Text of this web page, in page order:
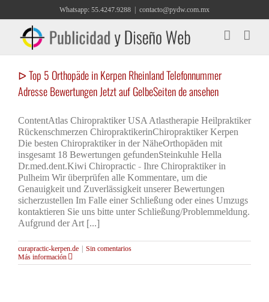
contenido
Whatsapp: 55.4247.9288 contacto@pydw.com.mx
ᐅ Top 5 Orthopäde in Kerpen Rheinland Telefonnummer
Adresse Bewertungen Jetzt auf GelbeSeiten de ansehen
ContentAtlas Chiropraktiker USA Atlastherapie Heilpraktiker
Rückenschmerzen ChiropraktikerinChiropraktiker Kerpen
Die besten Chiropraktiker in der NäheOrthopäden mit
insgesamt 18 Bewertungen gefundenSteinkuhle Hella
Dr.med.dent.Kiwi Chiropractic - Ihre Chiropraktiker in
Pulheim Wir überprüfen alle Kommentare, um die
Genauigkeit und Zuverlässigkeit unserer Bewertungen
sicherzustellen Im Falle einer Schließung oder eines Umzugs
kontaktieren Sie uns bitte unter Schließung/Problemmeldung.
Aufgrund der Art [...]
curapractic-kerpen.de
Sin comentarios
Más información